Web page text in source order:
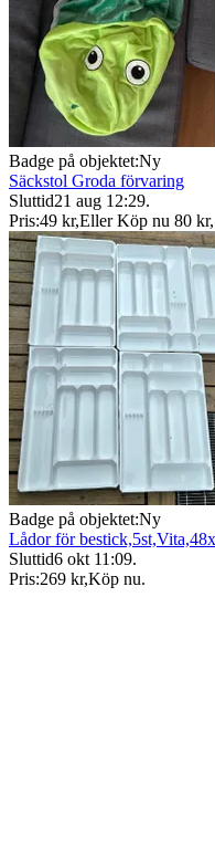
Badge på objektet:Ny
Säckstol Groda förvaring
Sluttid21 aug 12:29.
Pris:49 kr,Eller Köp nu 80 kr,
Badge på objektet:Ny
Lådor för
Sluttid6 okt 11:09.
Pris:269 kr,Köp nu.